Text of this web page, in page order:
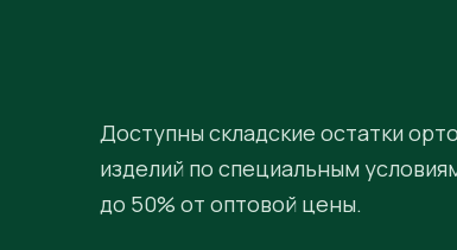
Доступны складские остатки
изделий по специальным
до 50% от оптовой цены.